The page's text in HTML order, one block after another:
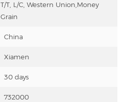
T/T, L/C, Western Union,Money
Grain
China
Xiamen
30 days
732000